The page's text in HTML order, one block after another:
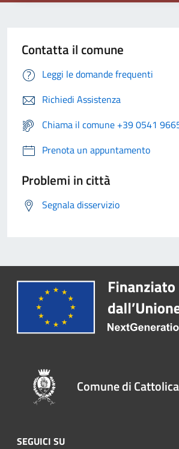
Contatta il comune
Leggi le domande frequenti
Richiedi Assistenza
Chiama il comune +39 0541
Prenota un appuntamento
Problemi in città
Segnala disservizio
Comune di Cattolica
SEGUICI SU